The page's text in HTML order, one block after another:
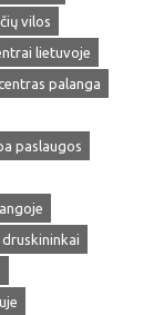
vilos
lietuvoje
palanga
paslaugos